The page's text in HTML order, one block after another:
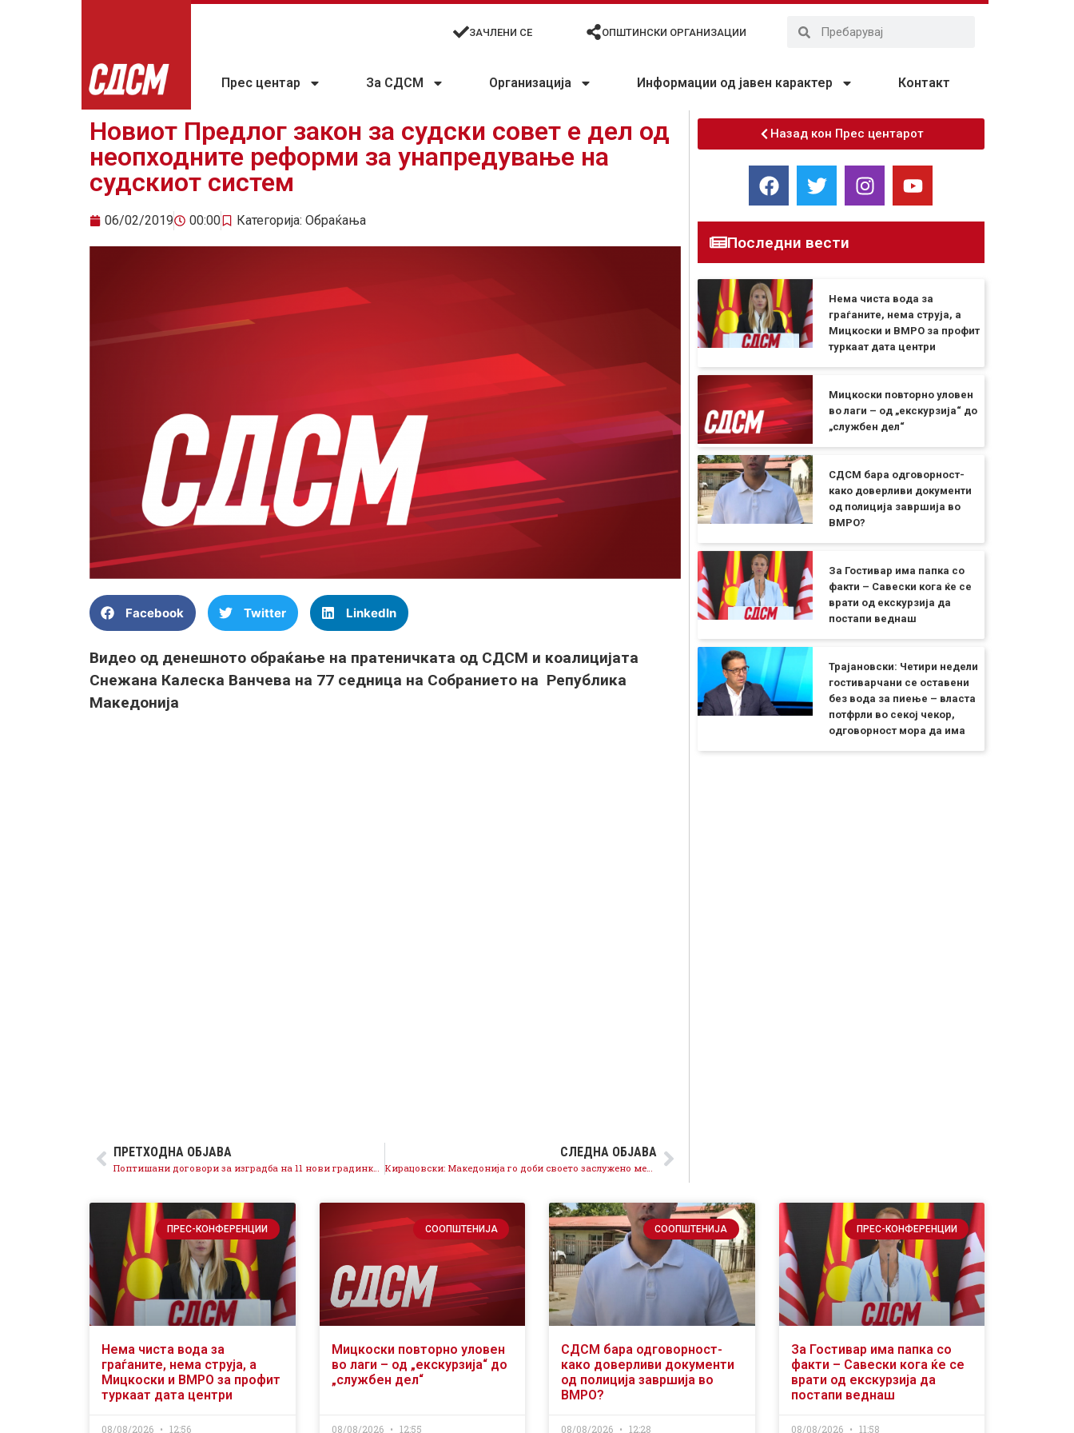
ЗАЧЛЕНИ СЕ ОПШТИНСКИ ОРГАНИЗАЦИИ
Прес центар За СДСМ Организација Информации од јавен карактер Контакт
Новиот Предлог закон за судски совет е дел од
неопходните реформи за унапредување на
судскиот систем
06/02/2019 00:00 Категорија: Обраќања
Facebook Twitter LinkedIn
Видео од денешното обраќање на пратеничката од СДСМ и коалицијата
Снежана Калеска Ванчева на 77 седница на Собранието на Република
Македонија
ПРЕТХОДНА ОБЈАВА СЛЕДНА ОБЈАВА
Назад кон Прес центарот
Последни вести
Нема чиста вода за
граѓаните, нема струја, а
Мицкоски и ВМРО за профит
туркаат дата центри
Мицкоски повторно уловен
во лаги – од „екскурзија“ до
„службен дел“
СДСМ бара одговорност-
како доверливи документи
од полиција завршија во
ВМРО?
За Гостивар има папка со
факти – Савески кога ќе се
врати од екскурзија да
постапи веднаш
Трајановски: Четири недели
гостиварчани се оставени
без вода за пиење – власта
потфрли во секој чекор,
одговорност мора да има
ПРЕС-КОНФЕРЕНЦИИ
Нема чиста вода за
граѓаните, нема струја, а
Мицкоски и ВМРО за профит
туркаат дата центри
08/08/2026 12:56
СООПШТЕНИЈА
Мицкоски повторно уловен
во лаги – од „екскурзија“ до
„службен дел“
08/08/2026 12:55
СООПШТЕНИЈА
СДСМ бара одговорност-
како доверливи документи
од полиција завршија во
ВМРО?
08/08/2026 12:28
ПРЕС-КОНФЕРЕНЦИИ
За Гостивар има папка со
факти – Савески кога ќе се
врати од екскурзија да
постапи веднаш
08/08/2026 11:58